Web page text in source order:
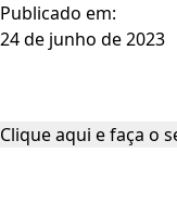
Publicado em:
24 de junho de 2023
Clique aqui e faça o